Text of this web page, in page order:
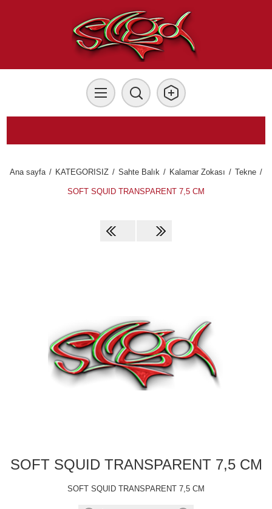
Ana sayfa / KATEGORISIZ / Sahte Balık / Kalamar Zokası / Tekne /
SOFT SQUID TRANSPARENT 7,5 CM
SOFT SQUID TRANSPARENT 7,5 CM
SOFT SQUID TRANSPARENT 7,5 CM